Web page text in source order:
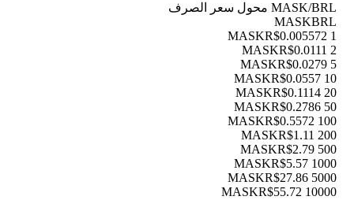
MASK/BRL محول سعر الصرف
MASKBRL
1 MASK
R$0.005572
2 MASK
R$0.0111
5 MASK
R$0.0279
10 MASK
R$0.0557
20 MASK
R$0.1114
50 MASK
R$0.2786
100 MASK
R$0.5572
200 MASK
R$1.11
500 MASK
R$2.79
1000 MASK
R$5.57
5000 MASK
R$27.86
10000 MASK
R$55.72